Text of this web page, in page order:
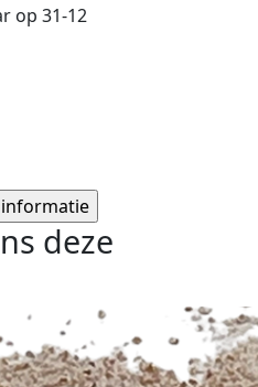
op 31-12
deze